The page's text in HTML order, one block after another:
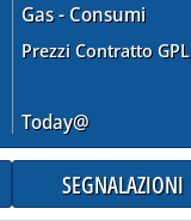
Gas - Consumi
Prezzi Contratto GPL
Today@
SEGNALAZIONI